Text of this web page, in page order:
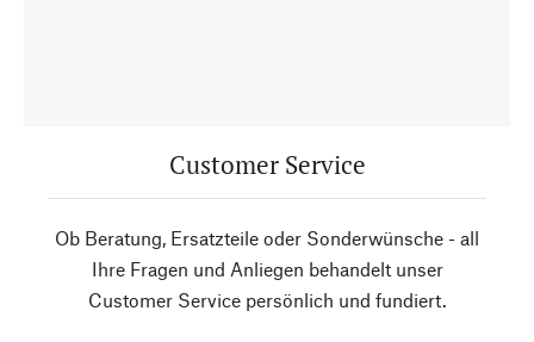
Customer Service
Ob Beratung, Ersatzteile oder Sonderwünsche - all
Ihre Fragen und Anliegen behandelt unser
Customer Service persönlich und fundiert.